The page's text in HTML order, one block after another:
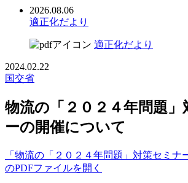
2026.08.06
適正化だより
適正化だより
2024.02.22
国交省
物流の「２０２４年問題」
ーの開催について
「物流の「２０２４年問題」対策セミナ
のPDFファイルを開く